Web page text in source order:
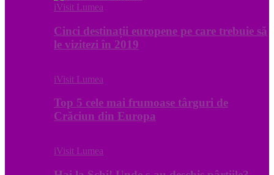
iVisit Lumea
Cinci destinații europene pe care trebuie să
le vizitezi în 2019
iVisit Lumea
Top 5 cele mai frumoase târguri de
Crăciun din Europa
iVisit Lumea